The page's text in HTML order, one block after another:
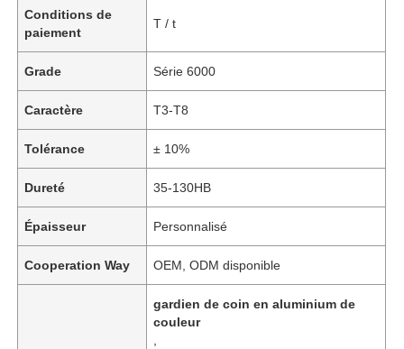
Conditions de
paiement
T / t
Grade Série 6000
Caractère T3-T8
Tolérance ± 10%
Dureté 35-130HB
Épaisseur Personnalisé
Cooperation Way OEM, ODM disponible
gardien de coin en aluminium de
couleur